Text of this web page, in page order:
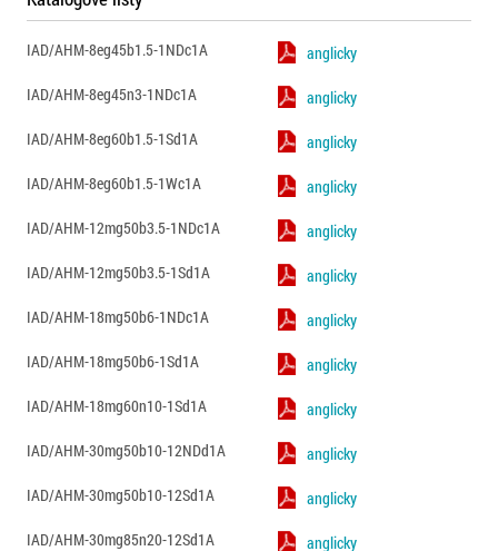
IAD/AHM-8eg45b1.5-1NDc1A
anglicky
IAD/AHM-8eg45n3-1NDc1A
anglicky
IAD/AHM-8eg60b1.5-1Sd1A
anglicky
IAD/AHM-8eg60b1.5-1Wc1A
anglicky
IAD/AHM-12mg50b3.5-1NDc1A
anglicky
IAD/AHM-12mg50b3.5-1Sd1A
anglicky
IAD/AHM-18mg50b6-1NDc1A
anglicky
IAD/AHM-18mg50b6-1Sd1A
anglicky
IAD/AHM-18mg60n10-1Sd1A
anglicky
IAD/AHM-30mg50b10-12NDd1A
anglicky
IAD/AHM-30mg50b10-12Sd1A
anglicky
IAD/AHM-30mg85n20-12Sd1A
anglicky